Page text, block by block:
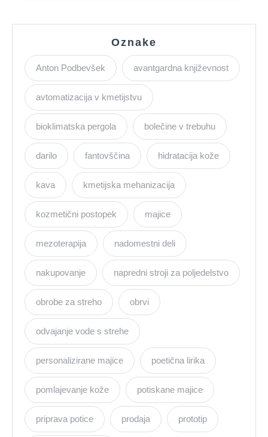
Oznake
Anton Podbevšek avantgardna književnost
avtomatizacija v kmetijstvu
bioklimatska pergola bolečine v trebuhu
darilo fantovščina hidratacija kože
kava kmetijska mehanizacija
kozmetični postopek majice
mezoterapija nadomestni deli
nakupovanje napredni stroji za poljedelstvo
obrobe za streho obrvi
odvajanje vode s strehe
personalizirane majice poetična lirika
pomlajevanje kože potiskane majice
priprava potice prodaja prototip